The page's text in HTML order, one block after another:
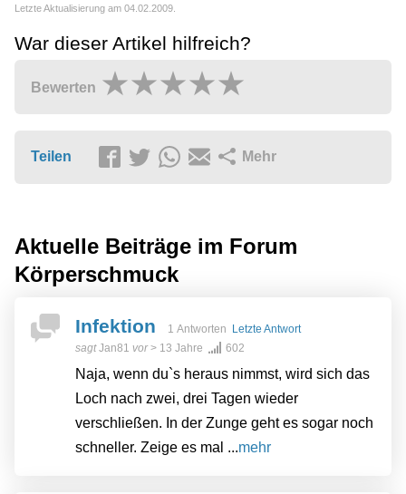
Letzte Aktualisierung am 04.02.2009.
War dieser Artikel hilfreich?
Bewerten
Teilen Mehr
Aktuelle Beiträge im Forum
Körperschmuck
Infektion 1 Antworten
Letzte Antwort
sagtJan81 vor> 13 Jahre 602
Naja, wenn du`s heraus nimmst, wird sich das
Loch nach zwei, drei Tagen wieder
verschließen. In der Zunge geht es sogar noch
schneller. Zeige es mal ...mehr